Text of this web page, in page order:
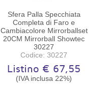
Disponibilità:Ordinabile
Sfera Palla Specchiata
Completa di Faro e
Cambiacolore Mirrorballset
20CM Mirrorball Showtec
30227
Codice: 30227
Listino € 67,55
(IVA inclusa 22%)